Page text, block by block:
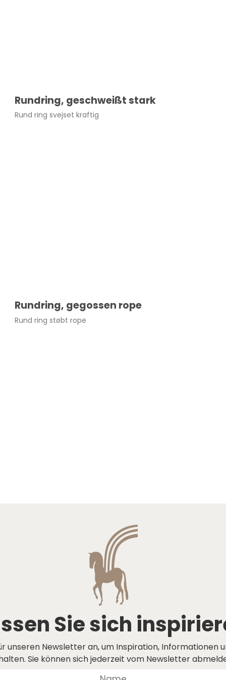
Rundring, geschweißt stark
Rund ring svejset kraftig
Rundring, gegossen rope
Rund ring støbt rope
Sie sich
unseren Newsletter an, um Inspiration, Informationen
Sie können sich jederzeit vom Newsletter